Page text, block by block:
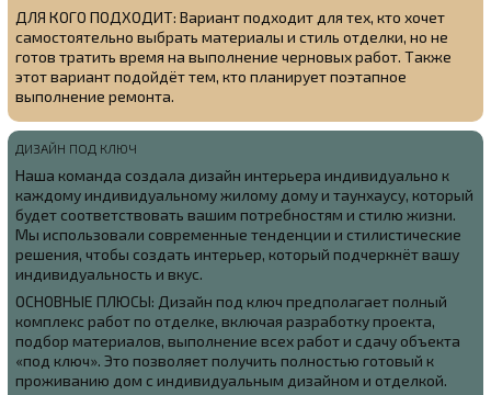
ДЛЯ КОГО ПОДХОДИТ: Вариант подходит для тех, кто хочет
самостоятельно выбрать материалы и стиль отделки, но не
готов тратить время на выполнение черновых работ. Также
этот вариант подойдёт тем, кто планирует поэтапное
выполнение ремонта.
ДИЗАЙН ПОД КЛЮЧ
Наша команда создала дизайн интерьера индивидуально к
каждому индивидуальному жилому дому и таунхаусу, который
будет соответствовать вашим потребностям и стилю жизни.
Мы использовали современные тенденции и стилистические
решения, чтобы создать интерьер, который подчеркнёт вашу
индивидуальность и вкус.
ОСНОВНЫЕ ПЛЮСЫ: Дизайн под ключ предполагает полный
комплекс работ по отделке, включая разработку проекта,
подбор материалов, выполнение всех работ и сдачу объекта
«под ключ». Это позволяет получить полностью готовый к
проживанию дом с индивидуальным дизайном и отделкой.